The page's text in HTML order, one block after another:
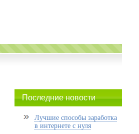
Последние новости
Лучшие способы заработка
в интернете с нуля